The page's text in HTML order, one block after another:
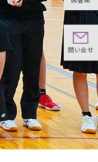
問い合せ